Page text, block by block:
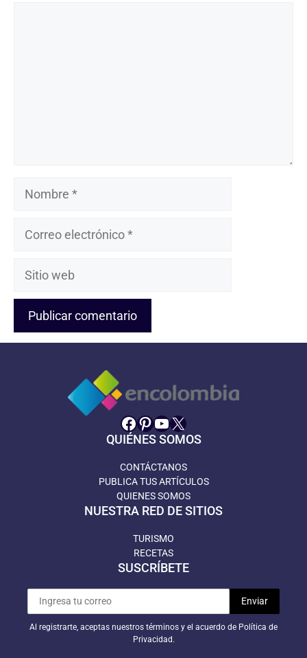
Nombre
Correo
Sitio
Facebook
Pinterest
YouTube
X
QUIÉNES SOMOS
CONTÁCTANOS
PUBLICA TUS ARTÍCULOS
QUIENES SOMOS
NUESTRA RED DE SITIOS
TURISMO
RECETAS
SUSCRÍBETE
Al registrarte, aceptas nuestros términos y el acuerdo de Política de
Privacidad.